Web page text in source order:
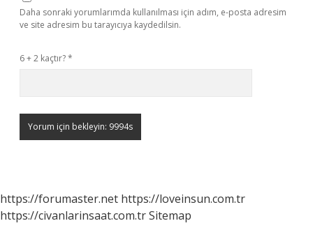
Daha sonraki yorumlarımda kullanılması için adım, e-posta adresim
ve site adresim bu tarayıcıya kaydedilsin.
6 + 2 kaçtır?*
https://forumaster.net https://loveinsun.com.tr
https://civanlarinsaat.com.trSitemap